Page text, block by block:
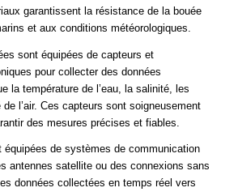
garantissent la résistance de la bouée
et aux conditions météorologiques.
sont équipées de capteurs et
pour collecter des données
la température de l’eau, la salinité, les
l’air. Ces capteurs sont soigneusement
des mesures précises et fiables.
équipées de systèmes de communication
antennes satellite ou des connexions sans
données collectées en temps réel vers